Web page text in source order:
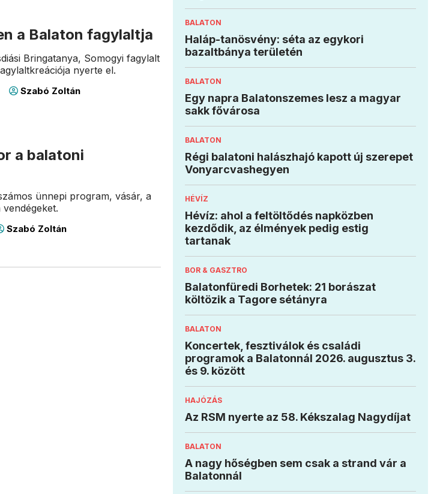
a Balaton fagylaltja
Bringatanya, Somogyi fagylalt
nyerte el.
Szabó Zoltán
a balatoni
ünnepi program, vásár, a
Szabó Zoltán
BALATON
Haláp-tanösvény: séta az egykori
bazaltbánya területén
BALATON
Egy napra Balatonszemes lesz a magyar
sakk fővárosa
BALATON
Régi balatoni halászhajó kapott új szerepet
Vonyarcvashegyen
HÉVÍZ
Hévíz: ahol a feltöltődés napközben
kezdődik, az élmények pedig estig
tartanak
BOR & GASZTRO
Balatonfüredi Borhetek: 21 borászat
költözik a Tagore sétányra
BALATON
Koncertek, fesztiválok és családi
programok a Balatonnál 2026. augusztus 3.
és 9. között
HAJÓZÁS
Az RSM nyerte az 58. Kékszalag Nagydíjat
BALATON
A nagy hőségben sem csak a strand vár a
Balatonnál